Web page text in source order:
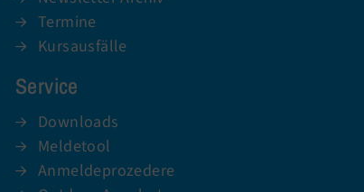
Termine
Kursausfälle
Service
Downloads
Meldetool
Anmeldeprozedere